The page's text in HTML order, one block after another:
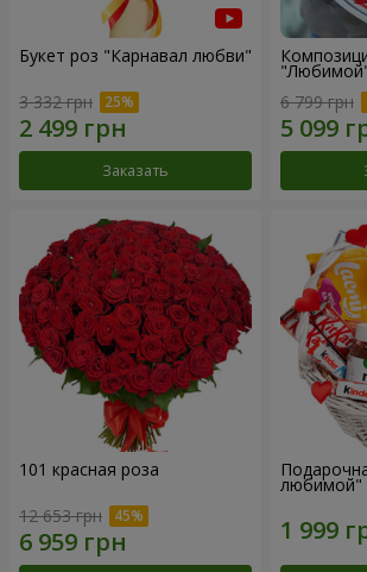
Букет роз "Карнавал любви"
3 332 грн
Заказать
6 799 грн
101 красная роза
12 653 грн
любимой"